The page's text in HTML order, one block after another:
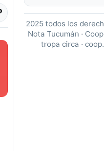
2025 todos los
Nota Tucumán ·
tropa circa ·